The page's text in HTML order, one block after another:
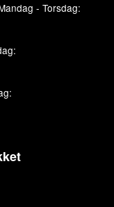
- Torsdag: